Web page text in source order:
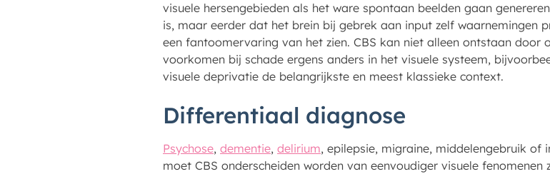
visuele hersengebieden als het ware spontaan beelden gaan
is, maar eerder dat het brein bij gebrek aan input zelf waarnemingen
een fantoomervaring van het zien. CBS kan niet alleen ontstaan door
voorkomen bij schade ergens anders in het visuele systeem,
visuele deprivatie de belangrijkste en meest klassieke context.
Differentiaal diagnose
Psychose,dementie,delirium, epilepsie, migraine, middelengebruik
moet CBS onderscheiden worden van eenvoudiger visuele